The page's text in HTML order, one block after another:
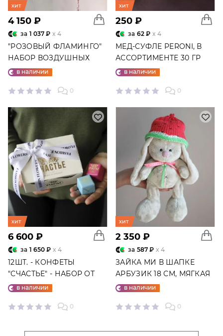
хит
4 150 ₽
за 1 037 ₽ x 4
"РОЗОВЫЙ ФЛАМИНГО"
НАБОР ВОЗДУШНЫХ
ШАРОВ №25
в наличии
0
хит
250 ₽
за 62 ₽ x 4
МЕД-СУФЛЕ PERONI, В
АССОРТИМЕНТЕ 30 ГР
в наличии
0
хит
6 600 ₽
за 1 650 ₽ x 4
12ШТ. - КОНФЕТЫ
"СЧАСТЬЕ" - НАБОР ОТ
"ФАБРИКИ СЧАСТЬЕ"
в наличии
0
хит
2 350 ₽
за 587 ₽ x 4
ЗАЙКА МИ В ШАПКЕ
АРБУЗИК 18 СМ, МЯГКАЯ
ИГРУШКА
в наличии
0